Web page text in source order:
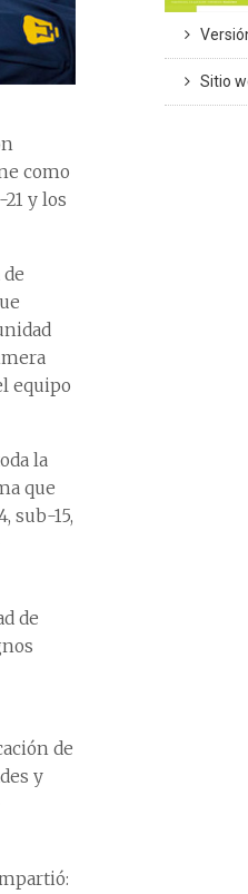
como
y los
equipo
la
que
sub-15,
de
de
y
Sitio